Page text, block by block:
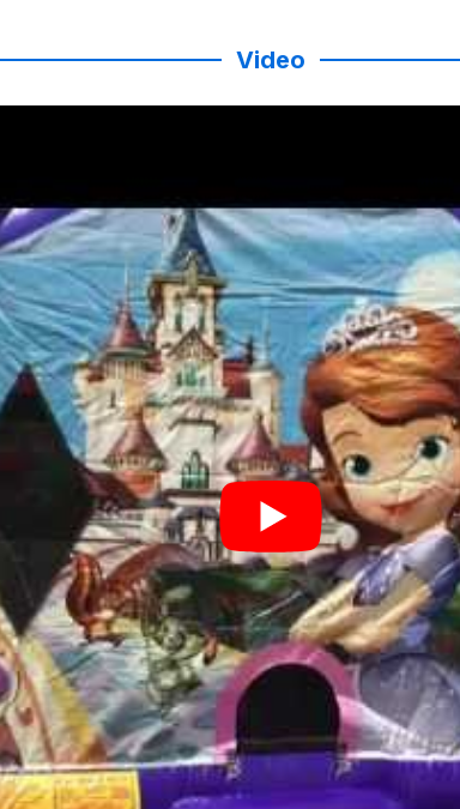
Video